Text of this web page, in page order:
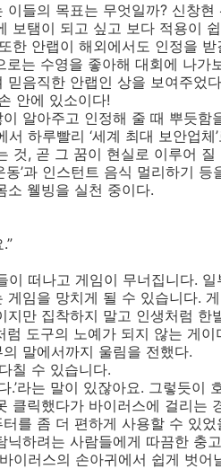
들의 목표는 무엇일까? 신창
보탬이 되고 싶고 보다 적용이
한 안랩이 해외에서도 인정을
로는 수영을 좋아해 대회에 나가
믿음직한 안랩인 상을 보여주었
안에 있소이다!
알아주고 인정해 줄 때 뿌듯함
서 하루빨리 ‘세계 최대 보안업
것, 곧 그 꿈이 현실로 이루어
동’과 인스턴트 음식 멀리하기
소 웰빙을 실천 중이다.
이 떠나고 게임이 무너집니다.
게임을 망치게 될 수 있습니다.
지만 집착하지 말고 인생처럼 한
럼 도구의 노예가 되지 않는 게
말에서까지 울림을 전했다.
칠 수 있습니다.
.’라는 말이 있잖아요. 그렇듯이
클릭했다가 바이러스에 걸리는
를 좀 더 편하게 사용할 수 있었
닉하려는 사람들에게 따끔한 충
이러스의 손아귀에서 쉽게 벗어